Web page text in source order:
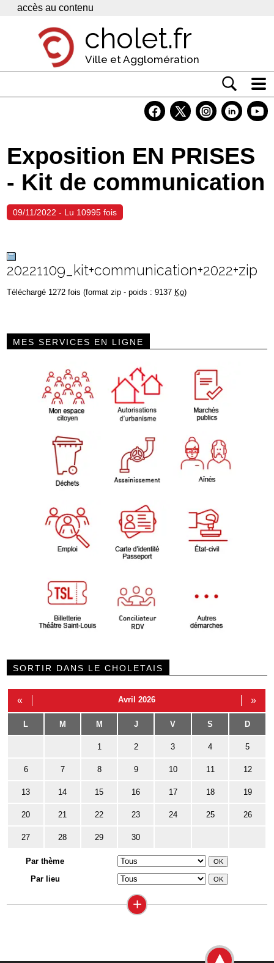
Panneau de gestion des cookies
accès au contenu
cholet.fr
Ville et Agglomération
Economie
Services
Contacts
Exposition EN PRISES
- Kit de communication
09/11/2022 - Lu 10995 fois
20221109_kit+communication+2022+zip
Téléchargé 1272 fois (format zip - poids : 9137 Ko)
MES SERVICES EN LIGNE
SORTIR DANS LE CHOLETAIS
« Avril 2026 »
L M M J V S D
1 2 3 4 5
6 7 8 9 10 11 12
13 14 15 16 17 18 19
20 21 22 23 24 25 26
27 28 29 30
Par thème
Par lieu
+